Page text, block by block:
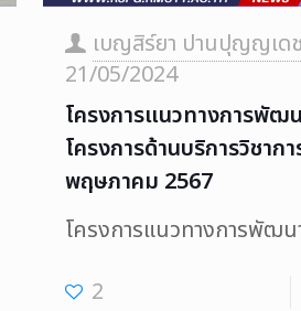
เบญสิร์ยา ปานปุญญเดช
21/05/2024
โครงการแนวทางการพัฒ
โครงการด้านบริการวิชาก
พฤษภาคม 2567
โครงการแนวทางการพัฒน
2